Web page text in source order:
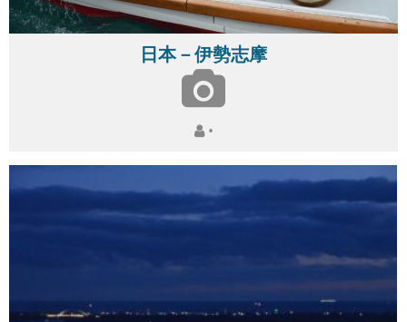
日本－伊勢志摩
•